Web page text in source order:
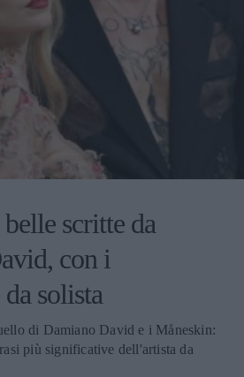
scritte da
con i
solista
di Damiano David e i Måneskin:
più significative dell'artista da